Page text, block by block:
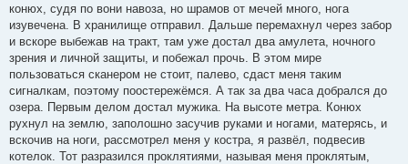
конюх, судя по вони навоза, но шрамов от мечей много, нога
изувечена. В хранилище отправил. Дальше перемахнул через забор
и вскоре выбежав на тракт, там уже достал два амулета, ночного
зрения и личной защиты, и побежал прочь. В этом мире
пользоваться сканером не стоит, палево, сдаст меня таким
сигналкам, поэтому поостережёмся. А так за два часа добрался до
озера. Первым делом достал мужика. На высоте метра. Конюх
рухнул на землю, заполошно засучив руками и ногами, матерясь, и
вскочив на ноги, рассмотрел меня у костра, я развёл, подвесив
котелок. Тот разразился проклятиями, называя меня проклятым,